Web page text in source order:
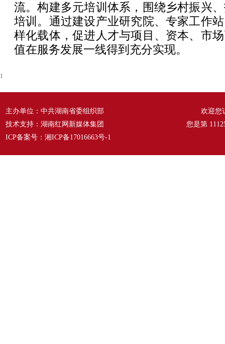
流。构建多元培训体系，围绕乡村振兴
培训。通过建设产业研究院、专家工作
样化载体，促进人才与项目、资本、市
值在服务发展一线得到充分实现。
1
主办单位：中共湖南省委组织部
技术支持：湖南红网新媒体集团
ICP备案号： 湘ICP备17016663号-1
欢迎您
您是第